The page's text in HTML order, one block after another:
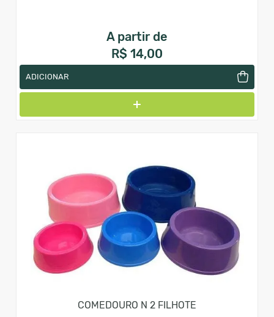
A partir de
R$ 14,00
ADICIONAR
COMEDOURO N 2 FILHOTE